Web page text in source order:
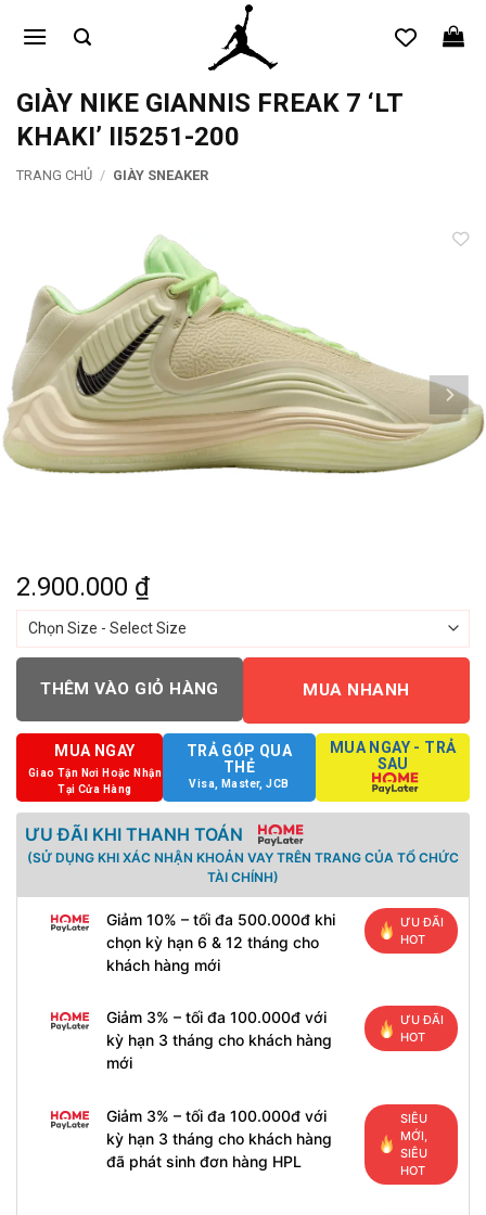
qua
dungGIÀY NIKE GIANNIS FREAK 7 ‘LT
KHAKI’ II5251-200
TRANG CHỦ / GIÀY SNEAKER
2.900.000 ₫
THÊM VÀO GIỎ HÀNG MUA NHANH
MUA NGAY
Giao Tận Nơi Hoặc Nhận
Tại Cửa Hàng
TRẢ GÓP QUA
THẺ
Visa, Master, JCB
MUA NGAY - TRẢ
SAU
ƯU ĐÃI KHI THANH TOÁN
(SỬ DỤNG KHI XÁC NHẬN KHOẢN VAY TRÊN TRANG CỦA TỔ CHỨC
TÀI CHÍNH)
Giảm 10% – tối đa 500.000đ khi
chọn kỳ hạn 6 & 12 tháng cho
khách hàng mới
ƯU ĐÃI
HOT
Giảm 3% – tối đa 100.000đ với
kỳ hạn 3 tháng cho khách hàng
mới
ƯU ĐÃI
HOT
Giảm 3% – tối đa 100.000đ với
kỳ hạn 3 tháng cho khách hàng
đã phát sinh đơn hàng HPL
SIÊU
MỚI,
SIÊU
HOT